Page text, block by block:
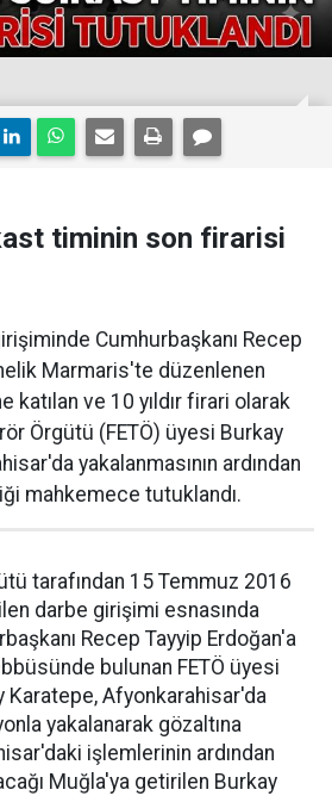
timinin son firarisi
Cumhurbaşkanı Recep
Marmaris'te düzenlenen
ve 10 yıldır firari olarak
Örgütü (FETÖ) üyesi Burkay
yakalanmasının ardından
mahkemece tutuklandı.
tarafından 15 Temmuz 2016
darbe girişimi esnasında
Recep Tayyip Erdoğan'a
bulunan FETÖ üyesi
Karatepe, Afyonkarahisar'da
yakalanarak gözaltına
işlemlerinin ardından
Muğla'ya getirilen Burkay